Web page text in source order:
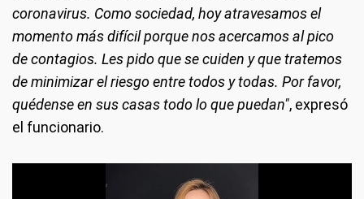
coronavirus. Como sociedad, hoy atravesamos el
momento más difícil porque nos acercamos al pico
de contagios. Les pido que se cuiden y que tratemos
de minimizar el riesgo entre todos y todas. Por favor,
quédense en sus casas todo lo que puedan", expresó
el funcionario.